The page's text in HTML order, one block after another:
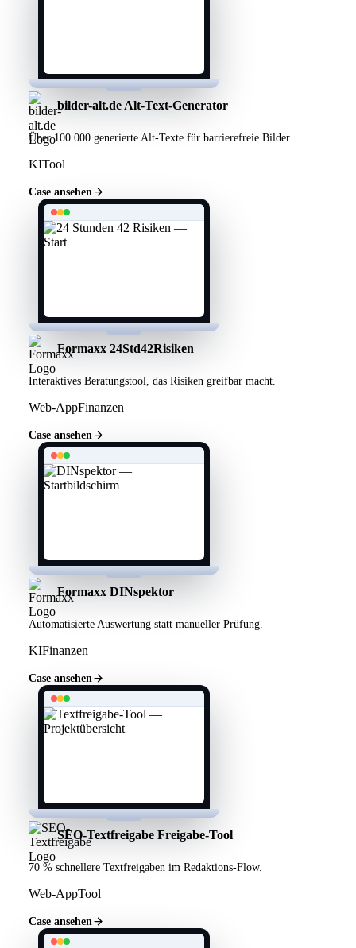
bilder-alt.de Alt-Text-Generator
Über 100.000 generierte Alt-Texte für barrierefreie Bilder.
KITool
Case ansehen
Formaxx 24Std42Risiken
Interaktives Beratungstool, das Risiken greifbar macht.
Web-AppFinanzen
Case ansehen
Formaxx DINspektor
Automatisierte Auswertung statt manueller Prüfung.
KIFinanzen
Case ansehen
SEO-Textfreigabe Freigabe-Tool
70 % schnellere Textfreigaben im Redaktions-Flow.
Web-AppTool
Case ansehen